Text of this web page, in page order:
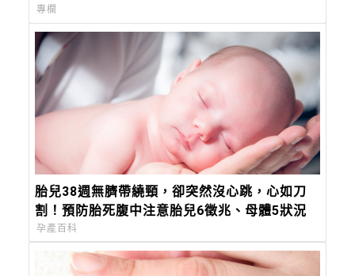
兩難
專欄
胎兒38週無臍帶繞頸，卻突然沒心跳，心如刀
割！預防胎死腹中注意胎兒6徵兆、母體5狀況
孕產百科